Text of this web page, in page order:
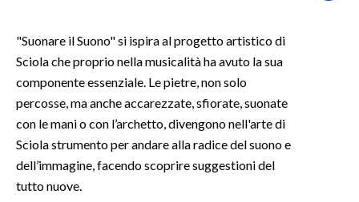
SALUTE
NOTIZIE
EVENTI
"Suonare il Suono" si ispira al progetto artistico di
Sciola che proprio nella musicalità ha avuto la sua
componente essenziale. Le pietre, non solo
percosse, ma anche accarezzate, sfiorate, suonate
con le mani o con l’archetto, divengono nell'arte di
Sciola strumento per andare alla radice del suono e
dell’immagine, facendo scoprire suggestioni del
tutto nuove.